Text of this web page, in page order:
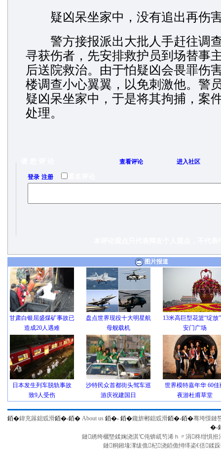
疑凶呆坐家中，没有追出再伤
警方接报派出大批人手赶往调
寻获伤者，先安排救护员到场替事
后送院救治。由于怕疑凶会畏罪伤
楼调查小心翼翼，以免刺激他。警
疑凶呆坐家中，于是将其拘捕，案
处理。
查看评论 进入社区
登录/ 注册 匿名评论
图片报道
甘肃白银屈盛煤矿事故已
造成20人遇难
盘点世界现役十大明星航
母舰载机
13米高巨型花篮“绽放
安门广场
日本发生列车脱轨事故
致9人受伤
沙特民众首都街头驾车巡
游庆祝建国日
世界模特嘉年华 60佳
夜游杜甫草堂
銆�鍏充簬鎴戜滑銆�-銆� About us 銆�- 銆�鑱旂郴鎴戜滑銆�-銆�骞垮憡鏈
�-
鏈綉绔欐墍鍒婅浇淇℃伅锛屼笉浠ｈ〃涓柊绀惧
鏈粡鎺堟潈绂佹杞浇銆佹憳缂栥€佸鍒